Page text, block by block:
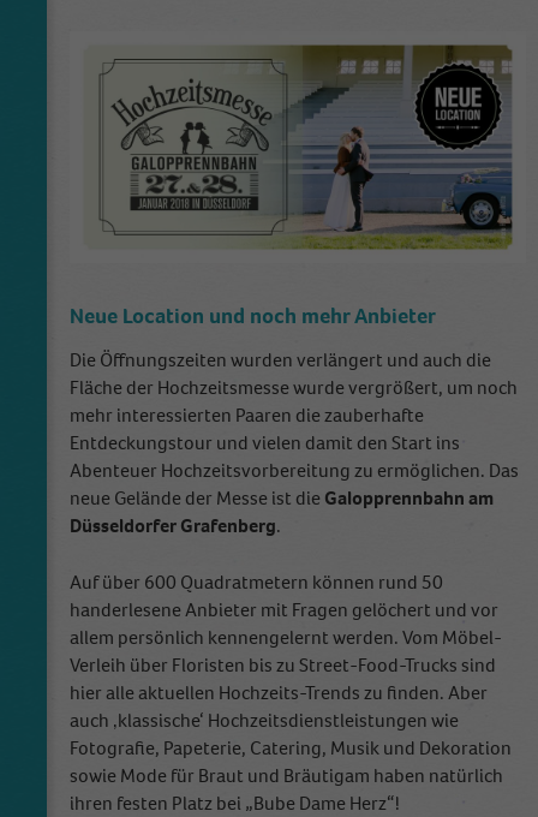
Neue Location und noch mehr Anbieter
Die Öffnungszeiten wurden verlängert und auch die
Fläche der Hochzeitsmesse wurde vergrößert, um noch
mehr interessierten Paaren die zauberhafte
Entdeckungstour und vielen damit den Start ins
Abenteuer Hochzeitsvorbereitung zu ermöglichen. Das
neue Gelände der Messe ist die Galopprennbahn am
Düsseldorfer Grafenberg.
Auf über 600 Quadratmetern können rund 50
handerlesene Anbieter mit Fragen gelöchert und vor
allem persönlich kennengelernt werden. Vom Möbel-
Verleih über Floristen bis zu Street-Food-Trucks sind
hier alle aktuellen Hochzeits-Trends zu finden. Aber
auch ‚klassische‘ Hochzeitsdienstleistungen wie
Fotografie, Papeterie, Catering, Musik und Dekoration
sowie Mode für Braut und Bräutigam haben natürlich
ihren festen Platz bei „Bube Dame Herz“!